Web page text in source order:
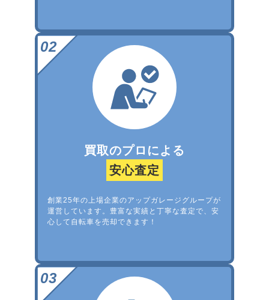
買取のプロによる
安心査定
創業25年の上場企業のアップガレージグループが
運営しています。豊富な実績と丁寧な査定で、安
心して自転車を売却できます！